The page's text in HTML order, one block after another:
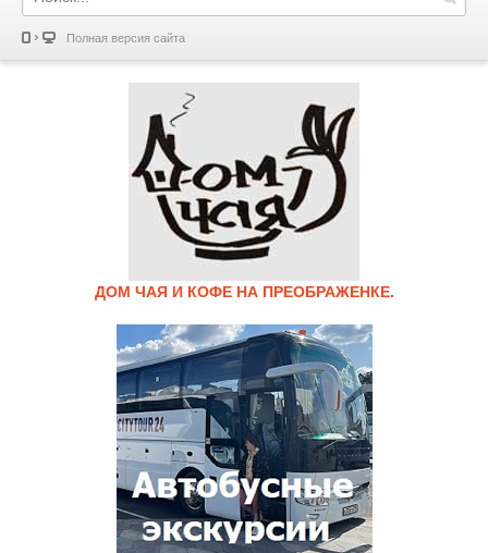
Полная версия сайта
ДОМ ЧАЯ И КОФЕ НА ПРЕОБРАЖЕНКЕ.